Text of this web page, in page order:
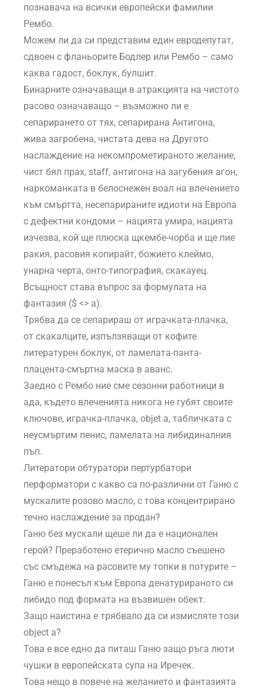
познавача на всички европейски фамилии
Рембо.
Можем ли да си представим един евродепутат,
сдвоен с фланьорите Бодлер или Рембо – само
каква гадост, боклук, булшит.
Бинарните означаващи в атракцията на чистото
расово означаващо – възможно ли е
сепарирането от тях, сепарирана Антигона,
жива загробена, чистата дева на Другото
наслаждение на некомпрометираното желание,
чист бял прах, staff, антигона на загубения агон,
наркоманката в белоснежен воал на влечението
към смъртта, несепарираните идиоти на Европа
с дефектни кондоми – нацията умира, нацията
изчезва, кой ще плюска щкембе-чорба и ще пие
ракия, расовия копирайт, божието клеймо,
унарна черта, онто-типография, скакауец.
Всъщност става въпрос за формулата на
фантазия ($ <> a).
Трябва да се сепарираш от играчката-плачка,
от скакалците, изпълзяващи от кофите
литературен боклук, от ламелата-панта-
плацента-смъртна маска в аванс.
Заедно с Рембо ние сме сезонни работници в
ада, където влеченията никога не губят своите
ключове, играчка-плачка, objet a, табличката с
неусмъртим пенис, ламелата на либидиналния
пъп.
Литератори обтуратори пертурбатори
перформатори с какво са по-различни от Ганю с
мускалите розово масло, с това концентрирано
течно наслаждение за продан?
Ганю без мускали щеше ли да е национален
герой? Преработено етерично масло съешено
със смъдежа на расовите му топки в потурите –
Ганю е понесъл към Европа денатурираното си
либидо под формата на възвишен обект.
Защо наистина е трябвало да си измисляте този
object a?
Това е все едно да питаш Ганю защо ръга люти
чушки в европейската супа на Иречек.
Това нещо в повече на желанието и фантазията